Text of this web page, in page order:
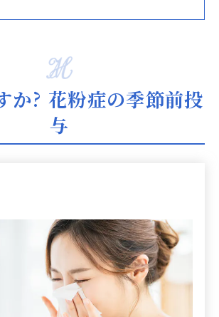
か? 花粉症の季節前投
与